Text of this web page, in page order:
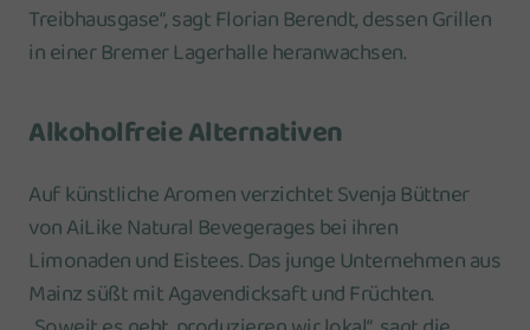
Treibhausgase“, sagt Florian Berendt, dessen Grillen
in einer Bremer Lagerhalle heranwachsen.
Alkoholfreie Alternativen
Auf künstliche Aromen verzichtet Svenja Büttner
von AiLike Natural Bevegerages bei ihren
Limonaden und Eistees. Das junge Unternehmen aus
Mainz süßt mit Agavendicksaft und Früchten.